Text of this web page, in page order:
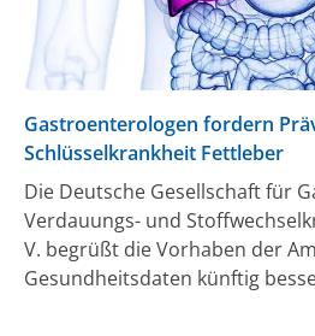
Gastroenterologen fordern
Schlüsselkrankheit Fettleber
Die Deutsche Gesellschaft für
Verdauungs- und
V. begrüßt die Vorhaben der
Gesundheitsdaten künftig